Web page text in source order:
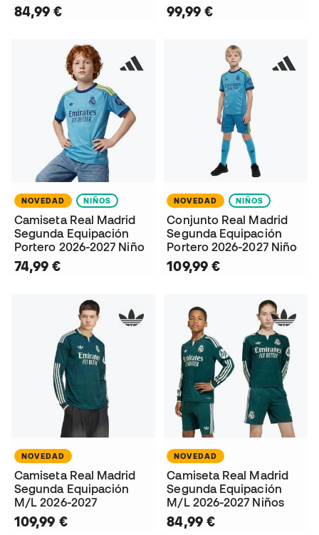
84,99 € 99,99 €
NOVEDAD NIÑOS
Camiseta Real Madrid
Segunda Equipación
Portero 2026-2027 Niño
74,99 €
NOVEDAD NIÑOS
Conjunto Real Madrid
Segunda Equipación
Portero 2026-2027 Niño
109,99 €
NOVEDAD
Camiseta Real Madrid
Segunda Equipación
M/L 2026-2027
109,99 €
NOVEDAD
Camiseta Real Madrid
Segunda Equipación
M/L 2026-2027 Niños
84,99 €